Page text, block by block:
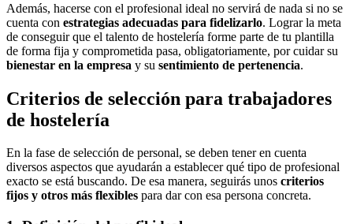
Además, hacerse con el profesional ideal no servirá de nada si no se
cuenta con estrategias adecuadas para fidelizarlo. Lograr la meta
de conseguir que el talento de hostelería forme parte de tu plantilla
de forma fija y comprometida pasa, obligatoriamente, por cuidar su
bienestar en la empresa y su sentimiento de pertenencia.
Criterios de selección para trabajadores
de hostelería
En la fase de selección de personal, se deben tener en cuenta
diversos aspectos que ayudarán a establecer qué tipo de profesional
exacto se está buscando. De esa manera, seguirás unos criterios
fijos y otros más flexibles para dar con esa persona concreta.